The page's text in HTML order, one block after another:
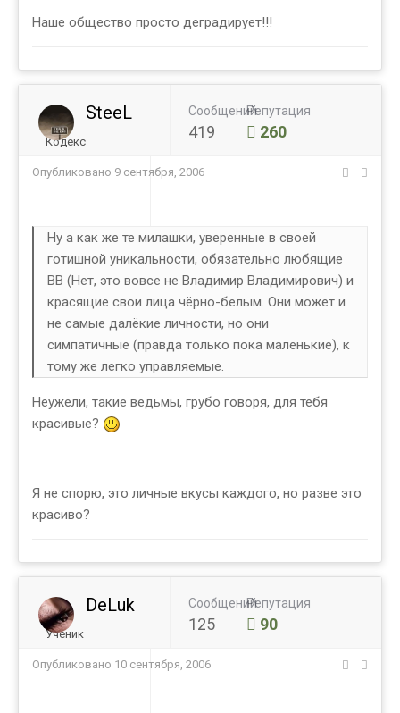
Наше общество просто деградирует!!!
SteeL
Кодекс
Сообщений
419
Репутация
260
Опубликовано 9 сентября, 2006
Ну а как же те милашки, уверенные в своей
готишной уникальности, обязательно любящие
ВВ (Нет, это вовсе не Владимир Владимирович) и
красящие свои лица чёрно-белым. Они может и
не самые далёкие личности, но они
симпатичные (правда только пока маленькие), к
тому же легко управляемые.
Неужели, такие ведьмы, грубо говоря, для тебя
красивые?
Я не спорю, это личные вкусы каждого, но разве это
красиво?
DeLuk
Ученик
Сообщений
125
Репутация
90
Опубликовано 10 сентября, 2006